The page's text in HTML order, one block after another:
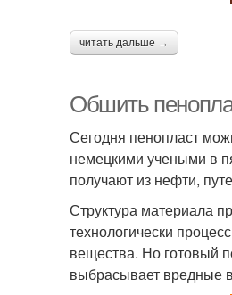
читать дальше →
Обшить
Сегодня пенопласт
немецкими учеными в
получают из нефти,
Структура материала
технологически
вещества. Но готовый
выбрасывает вредные